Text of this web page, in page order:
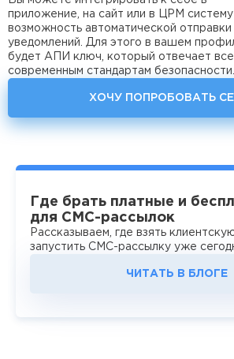
приложение, на сайт или в ЦРМ систему
возможность автоматической отправки
уведомлений. Для этого в вашем
будет АПИ ключ, который отвечает
современным стандартам безопасности.
ХОЧУ ПОПРОБОВАТЬ
Где брать платные и
для СМС-рассылок
Рассказываем, где взять
запустить СМС-рассылку уже
ЧИТАТЬ В БЛОГЕ